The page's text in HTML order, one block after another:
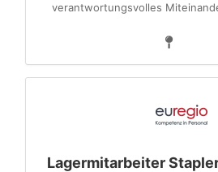
verantwortungsvolles
Lagermitarbeiter